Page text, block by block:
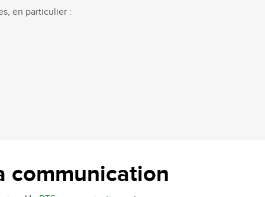
en particulier :
communication